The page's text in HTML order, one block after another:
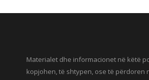
Materialet dhe informacionet në këtë
kopjohen, të shtypen, ose të përdoren